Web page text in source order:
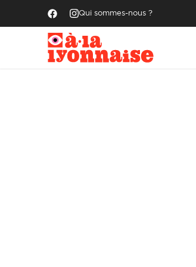
Qui sommes-nous ?